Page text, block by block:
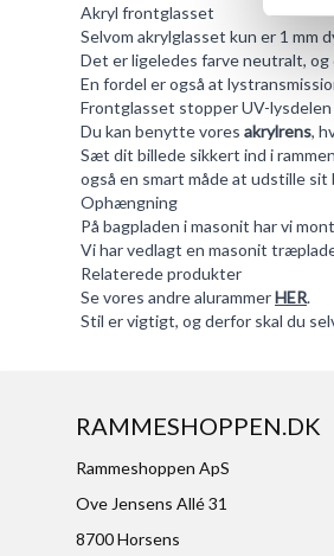
Akryl frontglasset
Selvom akrylglasset kun er 1 mm
Det er ligeledes farve neutralt,
En fordel er også at
Frontglasset stopper UV-lysdelen
Du kan benytte vores akrylrens,
Sæt dit billede sikkert ind i
også en smart måde at udstille sit
Ophængning
På bagpladen i masonit har vi
Vi har vedlagt en masonit
Relaterede produkter
Se vores andre alurammerHER.
Stil er vigtigt, og derfor skal du
RAMMESHOPPEN.DK
Rammeshoppen ApS
Ove Jensens Allé 31
8700 Horsens